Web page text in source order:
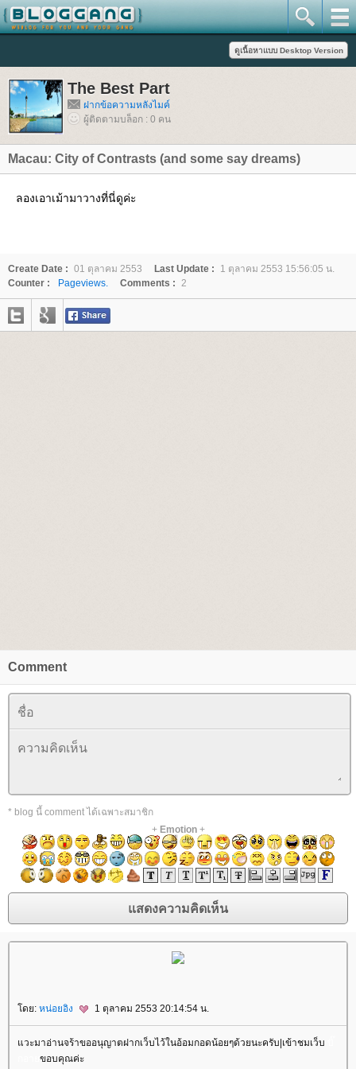
The Best Part
ฝากข้อความหลังไมค์
ผู้ติดตามบล็อก : 0 คน
Macau: City of Contrasts (and some say dreams)
ลองเอาเม้ามาวางที่นี่ดูค่ะ
Create Date : 01 ตุลาคม 2553 Last Update :
1 ตุลาคม 2553 15:56:05 น.
Counter :
Pageviews. Comments : 2
Comment
* blog นี้ comment ได้เฉพาะสมาชิก
+ Emotion+
ดย: หน่อยอิง 1 ตุลาคม 2553 20:14:54 น.
วะมาอ่านจร้าขออนุญาตฝากเว็บไว้ในอ้อมกอดน้อยๆด้วยนะครับ|เข้าชมเว็บ
ขอบคุณค่ะ